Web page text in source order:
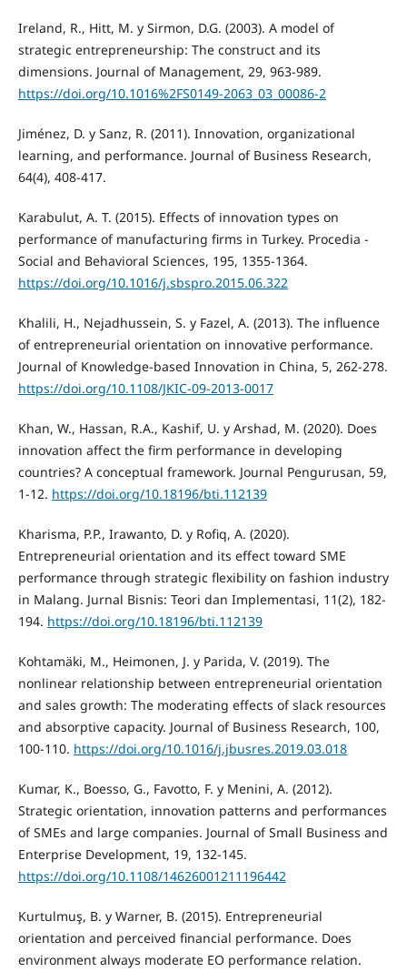
Ireland, R., Hitt, M. y Sirmon, D.G. (2003). A model of
strategic entrepreneurship: The construct and its
dimensions. Journal of Management, 29, 963-989.
https://doi.org/10.1016%2FS0149-2063_03_00086-2
Jiménez, D. y Sanz, R. (2011). Innovation, organizational
learning, and performance. Journal of Business Research,
64(4), 408-417.
Karabulut, A. T. (2015). Effects of innovation types on
performance of manufacturing firms in Turkey. Procedia -
Social and Behavioral Sciences, 195, 1355-1364.
https://doi.org/10.1016/j.sbspro.2015.06.322
Khalili, H., Nejadhussein, S. y Fazel, A. (2013). The influence
of entrepreneurial orientation on innovative performance.
Journal of Knowledge-based Innovation in China, 5, 262-278.
https://doi.org/10.1108/JKIC-09-2013-0017
Khan, W., Hassan, R.A., Kashif, U. y Arshad, M. (2020). Does
innovation affect the firm performance in developing
countries? A conceptual framework. Journal Pengurusan, 59,
1-12. https://doi.org/10.18196/bti.112139
Kharisma, P.P., Irawanto, D. y Rofiq, A. (2020).
Entrepreneurial orientation and its effect toward SME
performance through strategic flexibility on fashion industry
in Malang. Jurnal Bisnis: Teori dan Implementasi, 11(2), 182-
194. https://doi.org/10.18196/bti.112139
Kohtamäki, M., Heimonen, J. y Parida, V. (2019). The
nonlinear relationship between entrepreneurial orientation
and sales growth: The moderating effects of slack resources
and absorptive capacity. Journal of Business Research, 100,
100-110. https://doi.org/10.1016/j.jbusres.2019.03.018
Kumar, K., Boesso, G., Favotto, F. y Menini, A. (2012).
Strategic orientation, innovation patterns and performances
of SMEs and large companies. Journal of Small Business and
Enterprise Development, 19, 132-145.
https://doi.org/10.1108/14626001211196442
Kurtulmuş, B. y Warner, B. (2015). Entrepreneurial
orientation and perceived financial performance. Does
environment always moderate EO performance relation.